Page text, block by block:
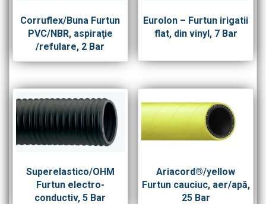
Corruflex/Buna Furtun
PVC/NBR, aspiraţie
/refulare, 2 Bar
Eurolon – Furtun irigatii
flat, din vinyl, 7 Bar
Superelastico/OHM
Furtun electro-
conductiv, 5 Bar
Ariacord®/yellow
Furtun cauciuc, aer/apă,
25 Bar